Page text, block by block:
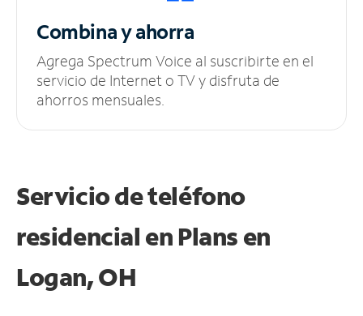
Combina y ahorra
Agrega Spectrum Voice al suscribirte en el
servicio de Internet o TV y disfruta de
ahorros mensuales.
Servicio de teléfono
residencial en Plans en
Logan, OH